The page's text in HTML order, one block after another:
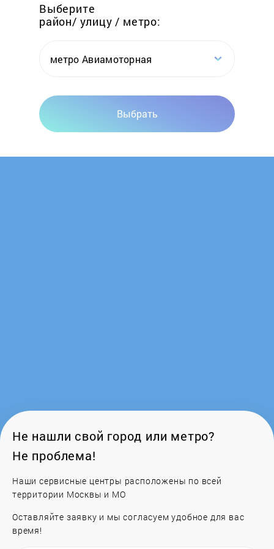
Emtas
Erdo
Esbit
Euronord
Gejzer
Выберите
район/ улицу / метро:
метро Авиамоторная
Выбрать
Не нашли свой город или метро?
Не проблема!
Наши сервисные центры расположены по всей
территории Москвы и МО
Оставляйте заявку и мы согласуем удобное для вас
время!